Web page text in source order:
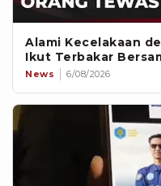
Alami Kecelakaan
Ikut Terbakar
News 6/08/2026